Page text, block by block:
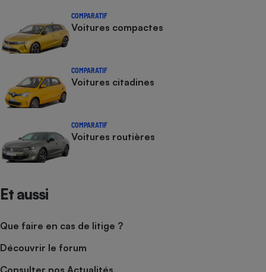
COMPARATIF
Voitures compactes
COMPARATIF
Voitures citadines
COMPARATIF
Voitures routières
Et aussi
Que faire en cas de litige ?
Découvrir le forum